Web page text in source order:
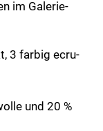
im Galerie-
3 farbig ecru-
und 20 %